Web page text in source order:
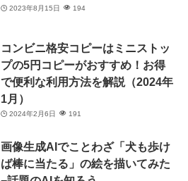
2023年8月15日 194
コンビニ格安コピーはミニストッ
プの5円コピーがおすすめ！お得
で便利な利用方法を解説（2024年
1月）
2024年2月6日 191
画像生成AIでことわざ「犬も歩け
ば棒に当たる」の絵を描いてみた